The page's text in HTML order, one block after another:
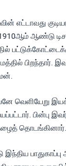
எட்டாவது
ஆண்டு
பிறந்தார்.
வெளியேறு
பின்பு
தொடங்கினார்.
பாதுகாப்பு